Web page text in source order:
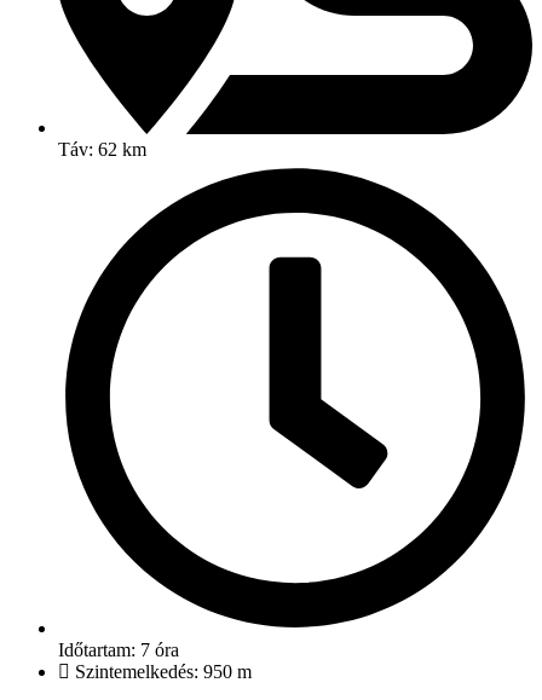
Táv: 62 km
Időtartam: 7 óra
Szintemelkedés: 950 m